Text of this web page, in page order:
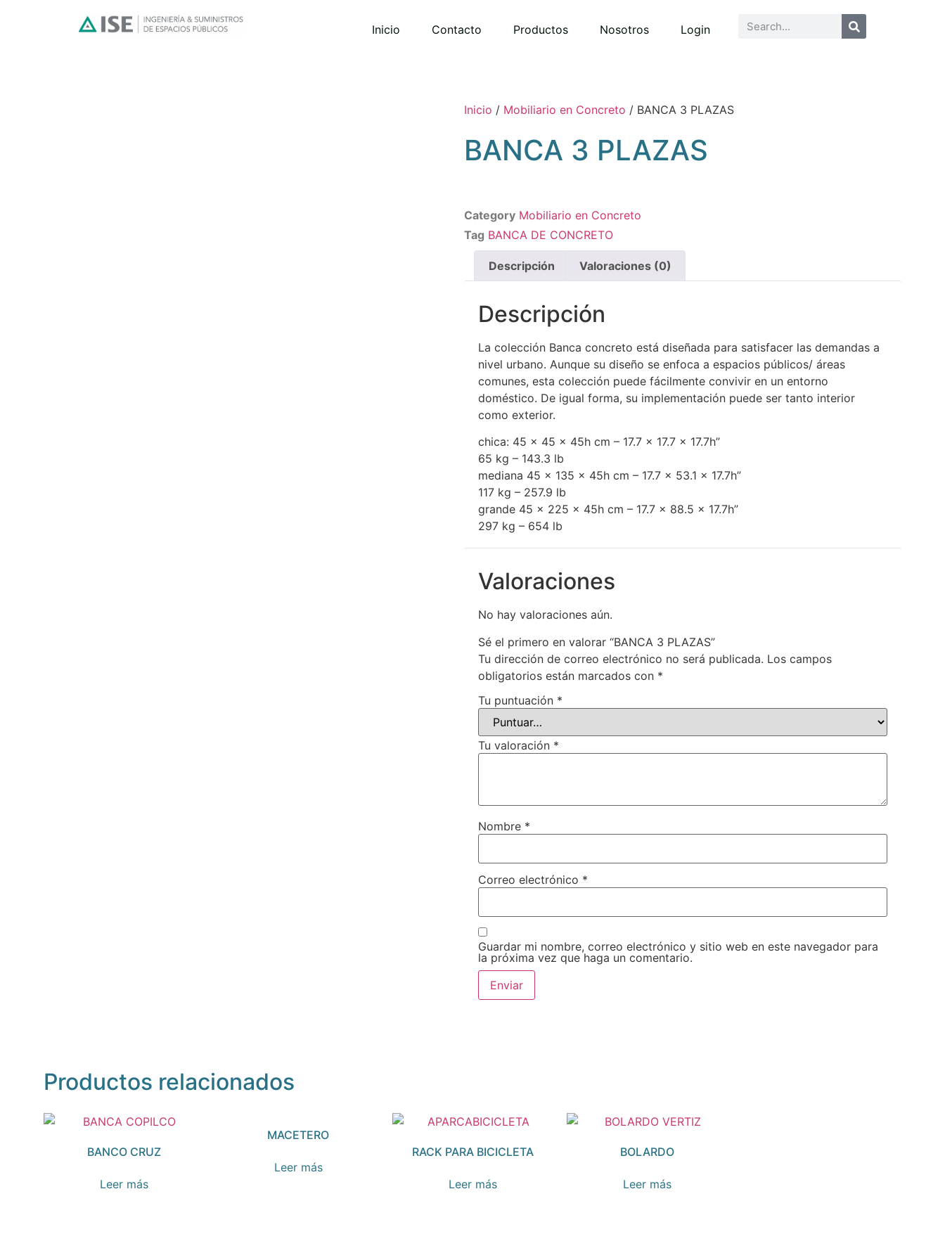
Inicio Contacto Productos Nosotros Login
Inicio / Mobiliario en Concreto / BANCA 3 PLAZAS
BANCA 3 PLAZAS
Category Mobiliario en Concreto
Tag BANCA DE CONCRETO
Descripción Valoraciones (0)
Descripción
La colección Banca concreto está diseñada para satisfacer las demandas a
nivel urbano. Aunque su diseño se enfoca a espacios públicos/ áreas
comunes, esta colección puede fácilmente convivir en un entorno
doméstico. De igual forma, su implementación puede ser tanto interior
como exterior.
chica: 45 x 45 x 45h cm – 17.7 x 17.7 x 17.7h”
65 kg – 143.3 lb
mediana 45 x 135 x 45h cm – 17.7 x 53.1 x 17.7h”
117 kg – 257.9 lb
grande 45 x 225 x 45h cm – 17.7 x 88.5 x 17.7h”
297 kg – 654 lb
Valoraciones
No hay valoraciones aún.
Sé el primero en valorar “BANCA 3 PLAZAS”
Tu dirección de correo electrónico no será publicada. Los campos
obligatorios están marcados con *
Tu puntuación *
Tu valoración *
Nombre *
Correo electrónico *
Guardar mi nombre, correo electrónico y sitio web en este navegador para
la próxima vez que haga un comentario.
Productos relacionados
BANCO CRUZ
Leer más
MACETERO
Leer más
RACK PARA BICICLETA
Leer más
BOLARDO
Leer más